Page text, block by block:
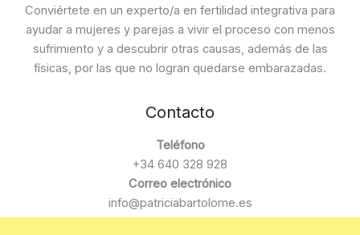
Conviértete en un experto/a en fertilidad integrativa para
ayudar a mujeres y parejas a vivir el proceso con menos
sufrimiento y a descubrir otras causas, además de las
físicas, por las que no logran quedarse embarazadas.
Contacto
Teléfono
+34 640 328 928
Correo electrónico
info@patriciabartolome.es